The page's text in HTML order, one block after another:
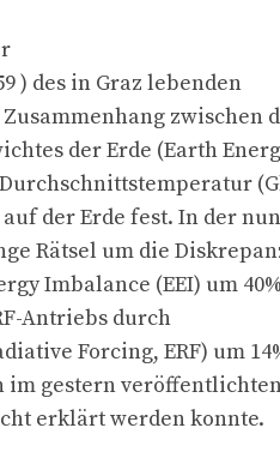
) des in Graz lebenden
zwischen
der Erde (Earth
der Erde fest. In der
Rätsel um die
Imbalance (EEI) um
Antriebs durch
Forcing, ERF) um
gestern veröffentlichten
erklärt werden konnte.